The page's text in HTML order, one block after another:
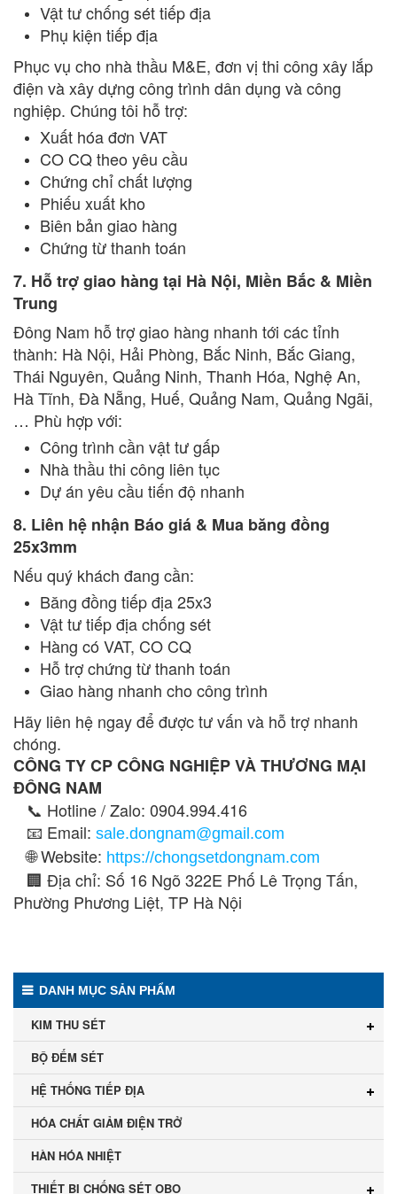
Vật tư chống sét tiếp địa
Phụ kiện tiếp địa
Phục vụ cho nhà thầu M&E, đơn vị thi công xây lắp
điện và xây dựng công trình dân dụng và công
nghiệp. Chúng tôi hỗ trợ:
Xuất hóa đơn VAT
CO CQ theo yêu cầu
Chứng chỉ chất lượng
Phiếu xuất kho
Biên bản giao hàng
Chứng từ thanh toán
7. Hỗ trợ giao hàng tại Hà Nội, Miền Bắc & Miền
Trung
Đông Nam hỗ trợ giao hàng nhanh tới các tỉnh
thành: Hà Nội, Hải Phòng, Bắc Ninh, Bắc Giang,
Thái Nguyên, Quảng Ninh, Thanh Hóa, Nghệ An,
Hà Tĩnh, Đà Nẵng, Huế, Quảng Nam, Quảng Ngãi,
… Phù hợp với:
Công trình cần vật tư gấp
Nhà thầu thi công liên tục
Dự án yêu cầu tiến độ nhanh
8. Liên hệ nhận Báo giá & Mua băng đồng
25x3mm
Nếu quý khách đang cần:
Băng đồng tiếp địa 25x3
Vật tư tiếp địa chống sét
Hàng có VAT, CO CQ
Hỗ trợ chứng từ thanh toán
Giao hàng nhanh cho công trình
Hãy liên hệ ngay để được tư vấn và hỗ trợ nhanh
chóng.
CÔNG TY CP CÔNG NGHIỆP VÀ THƯƠNG MẠI
ĐÔNG NAM
📞 Hotline / Zalo: 0904.994.416
📧 Email: sale.dongnam@gmail.com
🌐 Website: https://chongsetdongnam.com
🏢 Địa chỉ: Số 16 Ngõ 322E Phố Lê Trọng Tấn,
Phường Phương Liệt, TP Hà Nội
DANH MỤC SẢN PHẨM
KIM THU SÉT
BỘ ĐẾM SÉT
HỆ THỐNG TIẾP ĐỊA
HÓA CHẤT GIẢM ĐIỆN TRỞ
HÀN HÓA NHIỆT
THIẾT BỊ CHỐNG SÉT OBO